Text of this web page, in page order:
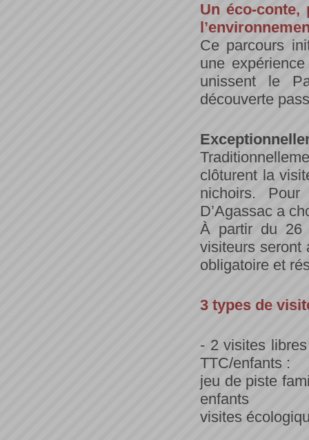
Un éco-
Ce parcours
une
unissent le
découverte
clôturent la
nichoirs.
D’Agassac a
À partir du 26
visiteurs seront
obligatoire et
3 types de
- 2 visites
TTC/enfants :
jeu de piste
enfants
visites